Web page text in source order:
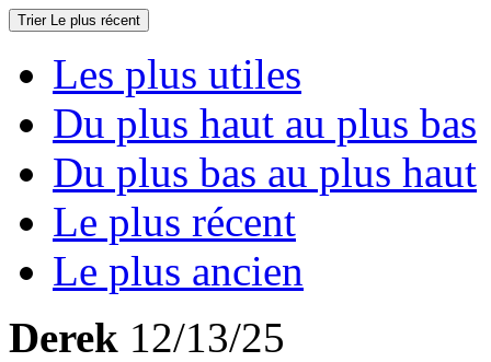
Trier Le plus récent
Les plus utiles
Du plus haut au plus bas
Du plus bas au plus haut
Le plus récent
Le plus ancien
Derek 12/13/25